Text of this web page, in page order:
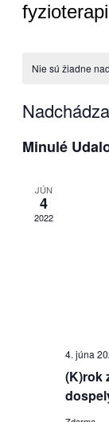
Nie sú žiadne
dátum.
Minulé
JÚN
4
2022
4. júna
(K)rok